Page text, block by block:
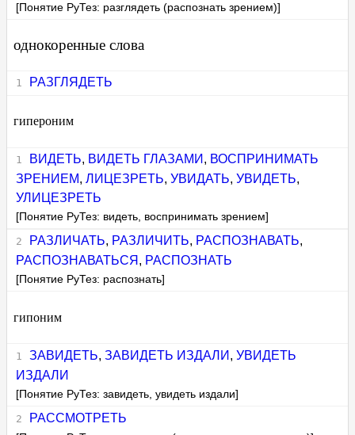
[Понятие РуТез: разглядеть (распознать зрением)]
однокоренные слова
РАЗГЛЯДЕТЬ
гипероним
ВИДЕТЬ, ВИДЕТЬ ГЛАЗАМИ , ВОСПРИНИМАТЬ
ЗРЕНИЕМ,ЛИЦЕЗРЕТЬ,УВИДАТЬ,УВИДЕТЬ,
УЛИЦЕЗРЕТЬ
[Понятие РуТез: видеть, воспринимать зрением]
РАЗЛИЧАТЬ, РАЗЛИЧИТЬ, РАСПОЗНАВАТЬ,
РАСПОЗНАВАТЬСЯ , РАСПОЗНАТЬ
[Понятие РуТез: распознать]
гипоним
ЗАВИДЕТЬ, ЗАВИДЕТЬ ИЗДАЛИ , УВИДЕТЬ
ИЗДАЛИ
[Понятие РуТез: завидеть, увидеть издали]
РАССМОТРЕТЬ